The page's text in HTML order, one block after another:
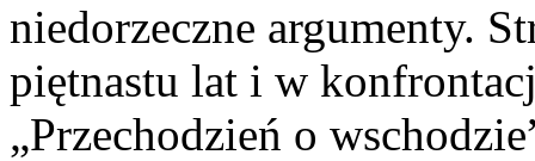
niedorzeczne argumenty.
piętnastu lat i w
„Przechodzień o